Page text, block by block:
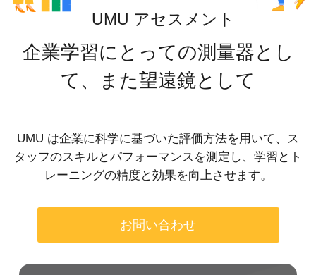
UMU アセスメント
企業学習にとっての測量器とし
て、また望遠鏡として
UMU は企業に科学に基づいた評価方法を用いて、ス
タッフのスキルとパフォーマンスを測定し、学習とト
レーニングの精度と効果を向上させます。
お問い合わせ